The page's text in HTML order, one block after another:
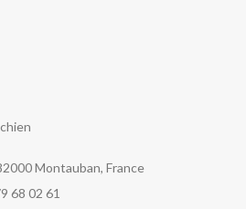
Montauban, France
68 02 61